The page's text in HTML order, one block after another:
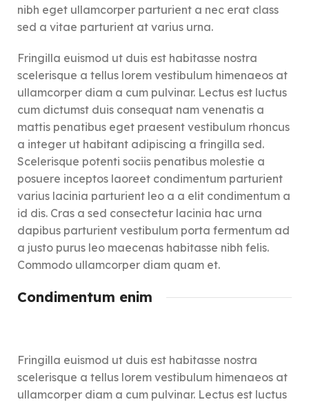
nibh eget ullamcorper parturient a nec erat class
sed a vitae parturient at varius urna.
Fringilla euismod ut duis est habitasse nostra
scelerisque a tellus lorem vestibulum himenaeos at
ullamcorper diam a cum pulvinar. Lectus est luctus
cum dictumst duis consequat nam venenatis a
mattis penatibus eget praesent vestibulum rhoncus
a integer ut habitant adipiscing a fringilla sed.
Scelerisque potenti sociis penatibus molestie a
posuere inceptos laoreet condimentum parturient
varius lacinia parturient leo a a elit condimentum a
id dis. Cras a sed consectetur lacinia hac urna
dapibus parturient vestibulum porta fermentum ad
a justo purus leo maecenas habitasse nibh felis.
Commodo ullamcorper diam quam et.
Condimentum enim
Fringilla euismod ut duis est habitasse nostra
scelerisque a tellus lorem vestibulum himenaeos at
ullamcorper diam a cum pulvinar. Lectus est luctus